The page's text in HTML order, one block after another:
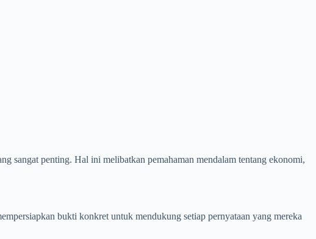
sangat penting. Hal ini melibatkan pemahaman mendalam tentang ekonomi,
bukti konkret untuk mendukung setiap pernyataan yang mereka